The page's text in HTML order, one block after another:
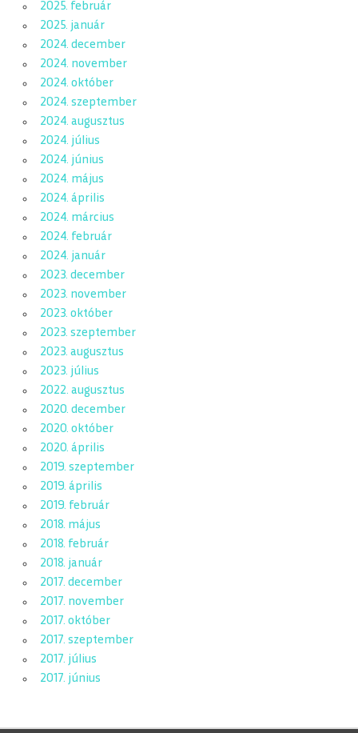
2025. február
2025. január
2024. december
2024. november
2024. október
2024. szeptember
2024. augusztus
2024. július
2024. június
2024. május
2024. április
2024. március
2024. február
2024. január
2023. december
2023. november
2023. október
2023. szeptember
2023. augusztus
2023. július
2022. augusztus
2020. december
2020. október
2020. április
2019. szeptember
2019. április
2019. február
2018. május
2018. február
2018. január
2017. december
2017. november
2017. október
2017. szeptember
2017. július
2017. június